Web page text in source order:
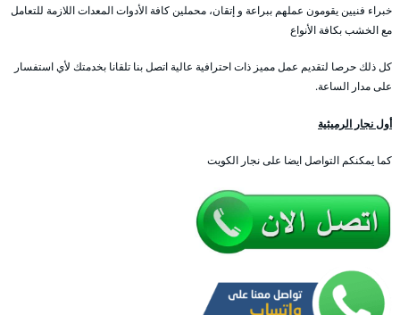
خبراء فنيين يقومون عملهم ببراعة و إتقان، محملين كافة الأدوات المعدات اللازمة للتعامل
مع الخشب بكافة الأنواع
كل ذلك حرصا لتقديم عمل مميز ذات احترافية عالية اتصل بنا تلقانا بخدمتك لأي استفسار
على مدار الساعة.
أول نجار الرميثية
كما يمكنكم التواصل ايضا على نجار الكويت